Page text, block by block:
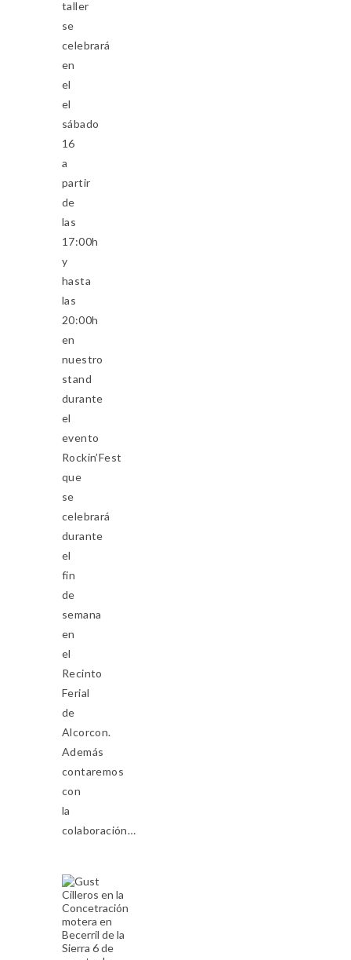
taller
se
celebrará
en
el
el
sábado
16
a
partir
de
las
17:00h
y
hasta
las
20:00h
en
nuestro
stand
durante
el
evento
Rockin’Fest
que
se
celebrará
durante
el
fin
de
semana
en
el
Recinto
Ferial
de
Alcorcon.
Además
contaremos
con
la
colaboración…